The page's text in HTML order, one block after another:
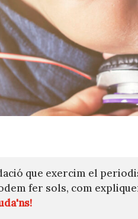
que exercim el
fer sols, com